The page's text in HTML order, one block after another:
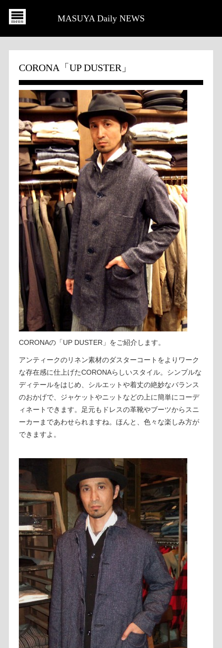
MASUYA Daily NEWS
CORONA「UP DUSTER」
CORONAの「UP DUSTER」をご紹介します。
アンティークのリネン素材のダスターコートをよりワーク
な存在感に仕上げたCORONAらしいスタイル。シンプルな
ディテールをはじめ、シルエットや着丈の絶妙なバランス
のおかげで、ジャケットやニットなどの上に簡単にコーデ
ィネートできます。足元もドレスの革靴やブーツからスニ
ーカーまであわせられますね。ほんと、色々な楽しみ方が
できますよ。